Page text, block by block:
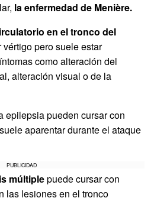
la enfermedad de Menière.
en el tronco del
pero suele estar
como alteración del
alteración visual o de la
epilepsia pueden cursar con
aparentar durante el ataque
PUBLICIDAD
múltiplepuede cursar con
las lesiones en el tronco